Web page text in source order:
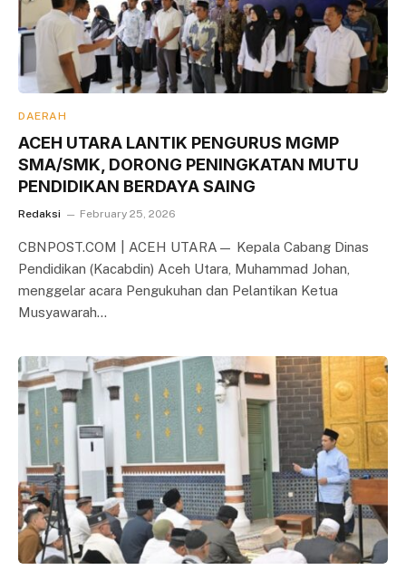
DAERAH
ACEH UTARA LANTIK PENGURUS MGMP
SMA/SMK, DORONG PENINGKATAN MUTU
PENDIDIKAN BERDAYA SAING
Redaksi February 25, 2026
CBNPOST.COM | ACEH UTARA— Kepala Cabang Dinas
Pendidikan (Kacabdin) Aceh Utara, Muhammad Johan,
menggelar acara Pengukuhan dan Pelantikan Ketua
Musyawarah…